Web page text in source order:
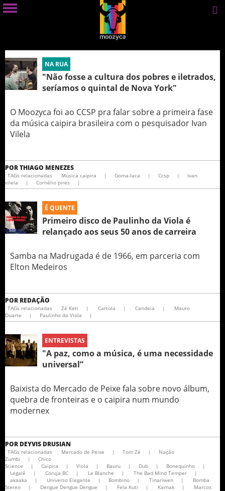
NA RUA
"Não fosse a cultura dos pobres e iletrados,
seríamos o quintal de Nova York"
O Moozyca foi ao CCSP pra falar sobre a primeira fase
da música caipira brasileira com o pesquisador Ivan
Vilela
PORTHIAGO MENEZES
TAGs relacionadas Música caipira | Goma-laca | Ccsp |
Ivan
vilela
| Cornélio pires |
É QUENTE
Primeiro disco de Paulinho da Viola é
relançado aos seus 50 anos de carreira
Samba na Madrugada é de 1966, em parceria com
Elton Medeiros
POR REDAÇÃO
TAGs relacionadas Zé Keti | Cartola | Candeia |
Mauro
Duarte
| Paulinho da Viola |
ENTREVISTAS
"A paz, como a música, é uma necessidade
universal”
Baixista do Mercado de Peixe fala sobre novo álbum,
quebra de fronteiras e o caipira num mundo
modernex
POR DEYVIS DRUSIAN
TAGs relacionadas Mercado de Peixe | Tom Zé |
Nação
Zumbi
|
Chico
Science
| Caipira | Viola | Bauru | Dub | Bonequinho
|
Legalê
| Coruja BC | Le Blanche | The Bad Mind Temper
|
akaaka
| Universo Elegante | Bombino | Tinariwen |
Bomba
Stereo
| Dengue Dengue Dengue | Fela Kuti | Karnak |
Marcos